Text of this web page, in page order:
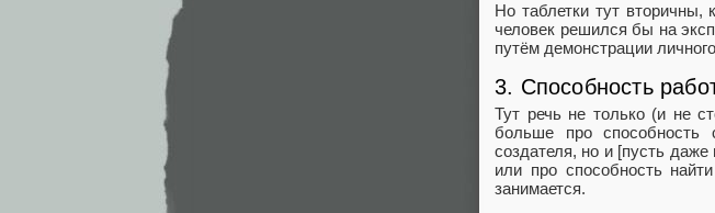
Но таблетки тут вторичны,
человек решился бы на
путём демонстрации
3. Способность
Тут речь не только (и не
больше про способность
создателя, но и [пусть
или про способность
занимается.